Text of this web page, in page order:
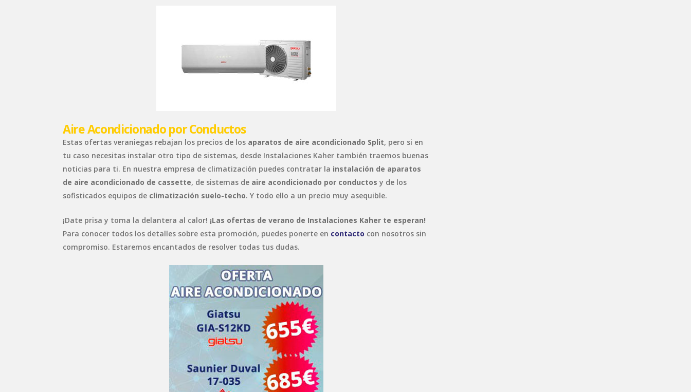
Aire Acondicionado por Conductos
Estas ofertas veraniegas rebajan los precios de los aparatos de aire acondicionado Split, pero si en
tu caso necesitas instalar otro tipo de sistemas, desde Instalaciones Kaher también traemos buenas
noticias para ti. En nuestra empresa de climatización puedes contratar la instalación de aparatos
de aire acondicionado de cassette, de sistemas de aire acondicionado por conductos y de los
sofisticados equipos de climatización suelo-techo. Y todo ello a un precio muy asequible.
¡Date prisa y toma la delantera al calor! ¡Las ofertas de verano de Instalaciones Kaher te esperan!
Para conocer todos los detalles sobre esta promoción, puedes ponerte en contacto con nosotros sin
compromiso. Estaremos encantados de resolver todas tus dudas.